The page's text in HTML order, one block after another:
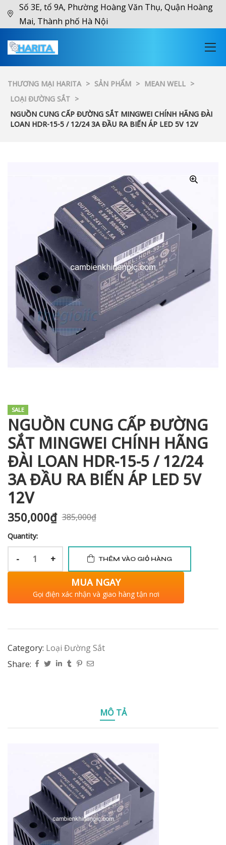
Số 3E, tổ 9A, Phường Hoàng Văn Thụ, Quận Hoàng
Mai, Thành phố Hà Nội
THƯƠNG MẠI HARITA > SẢN PHẨM > MEAN WELL >
LOẠI ĐƯỜNG SẮT >
NGUỒN CUNG CẤP ĐƯỜNG SẮT MINGWEI CHÍNH HÃNG ĐÀI
LOAN HDR-15-5 / 12/24 3A ĐẦU RA BIẾN ÁP LED 5V 12V
SALE
NGUỒN CUNG CẤP ĐƯỜNG
SẮT MINGWEI CHÍNH HÃNG
ĐÀI LOAN HDR-15-5 / 12/24
3A ĐẦU RA BIẾN ÁP LED 5V
12V
385,000₫
350,000₫
Quantity:
- + THÊM VÀO GIỎ HÀNG
MUA NGAY
Gọi điện xác nhận và giao hàng tận nơi
Category: Loại Đường Sắt
Share:
MÔ TẢ
XNK